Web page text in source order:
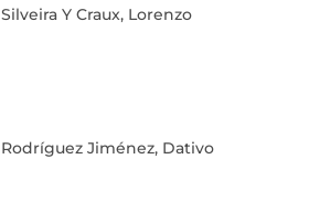
Silveira Y Craux, Lorenzo
Rodríguez Jiménez, Dativo